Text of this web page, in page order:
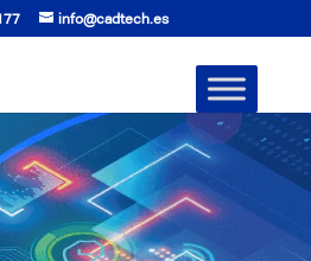
info@cadtech.es